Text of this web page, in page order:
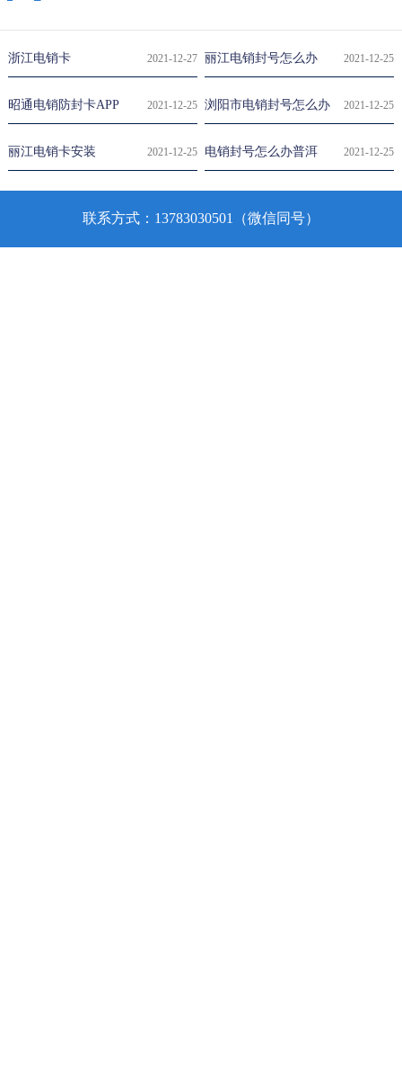
浙江电销卡 2021-12-27 丽江电销封号怎么办 2021-12-25
昭通电销防封卡APP 2021-12-25 浏阳市电销封号怎么办 2021-12-25
丽江电销卡安装 2021-12-25 电销封号怎么办普洱 2021-12-25
联系方式：13783030501（微信同号）